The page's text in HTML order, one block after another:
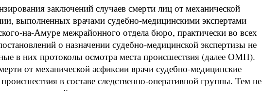
заключений случаев смерти лиц от механической
выполненных врачами судебно-медицинскими экспертами
на-Амуре межрайонного отдела бюро, практически во всех
о назначении судебно-медицинской экспертизы не
в них протоколы осмотра места происшествия (далее ОМП).
от механической асфиксии врачи судебно-медицинские
в составе следственно-оперативной группы. Тем не